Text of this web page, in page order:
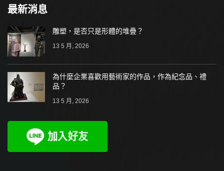
最新消息
雕塑，是否只是形體的堆疊？
13 5 月, 2026
為什麼企業喜歡用藝術家的作品，作為紀念品、禮
品？
13 5 月, 2026